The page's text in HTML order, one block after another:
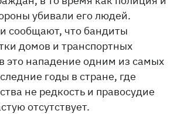
убивали его людей.
сообщают, что бандиты
домов и транспортных
это нападение одним из самых
годы в стране, где
не редкость и правосудие
отсутствует.